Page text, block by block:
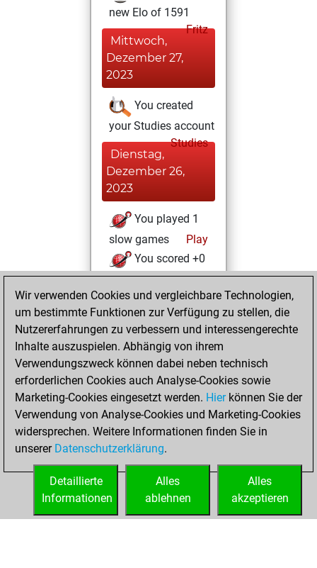
new Elo of 1591
Fritz
Mittwoch,
Dezember 27,
2023
You created
your Studies account
Studies
Dienstag,
Dezember 26,
2023
You played 1
slow games
Play
You scored +0
=0 -1 in slow games
Montag,
Dezember 11, 2023
You created
your Fritz account
Fritz
Donnerstag,
Dezember 7, 2023
You had a best
sprint of 8 positions
Tactics
Wir verwenden Cookies und vergleichbare Technologien,
um bestimmte Funktionen zur Verfügung zu stellen, die
Nutzererfahrungen zu verbessern und interessengerechte
Inhalte auszuspielen. Abhängig von ihrem
Verwendungszweck können dabei neben technisch
erforderlichen Cookies auch Analyse-Cookies sowie
Marketing-Cookies eingesetzt werden. Hierkönnen Sie der
Verwendung von Analyse-Cookies und Marketing-Cookies
widersprechen. Weitere Informationen finden Sie in
unserer Datenschutzerklärung.
Alles
akzeptieren
Alles
ablehnen
Detaillierte
Informationen